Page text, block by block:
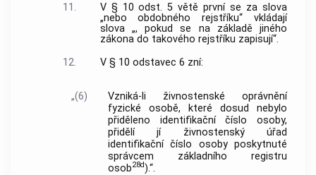
11.
V § 10 odst. 5 větě první se za slova
„nebo obdobného rejstříku“ vkládají
slova „, pokud se na základě jiného
zákona do takového rejstříku zapisují“.
12.
V § 10 odstavec 6 zní:
„(6)
Vzniká-li živnostenské oprávnění
fyzické osobě, které dosud nebylo
přiděleno identifikační číslo osoby,
přidělí jí živnostenský úřad
identifikační číslo osoby poskytnuté
správcem základního registru
osob28d).“.